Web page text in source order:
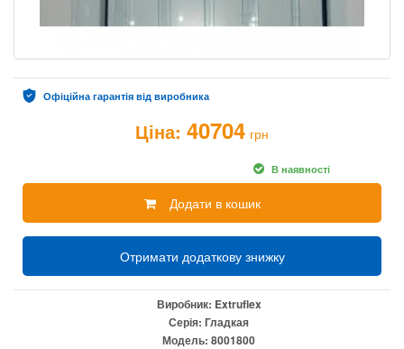
Офіційна гарантія від виробника
Ціна: 40704 грн
В наявності
Додати в кошик
Отримати додаткову знижку
Виробник: Extruflex
Серія: Гладкая
Модель: 8001800